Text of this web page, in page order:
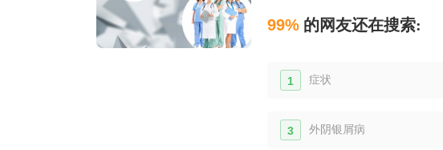
99% 的网友还在搜索:
1 症状
3 外阴银屑病